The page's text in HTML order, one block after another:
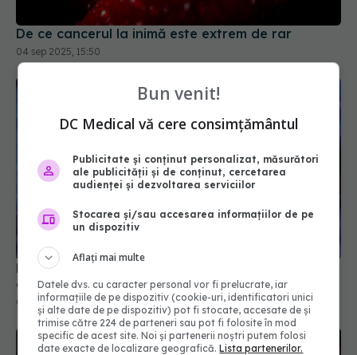
De ce cancerul la inimă este extrem de rar
04 sep 2025, 15:50
Proteina care hrănește tumorile și le face să se
dezvolte
07 mar 2026, 15:29
Bun venit!
DC Medical vă cere consimțământul
Publicitate și conținut personalizat, măsurători
ale publicității și de conținut, cercetarea
audienței și dezvoltarea serviciilor
Stocarea și/sau accesarea informațiilor de pe
un dispozitiv
Aflați mai multe
Datele dvs. cu caracter personal vor fi prelucrate, iar
informațiile de pe dispozitiv (cookie-uri, identificatori unici
și alte date de pe dispozitiv) pot fi stocate, accesate de și
trimise către 224 de parteneri sau pot fi folosite în mod
specific de acest site. Noi și partenerii noștri putem folosi
date exacte de localizare geografică.Lista partenerilor.